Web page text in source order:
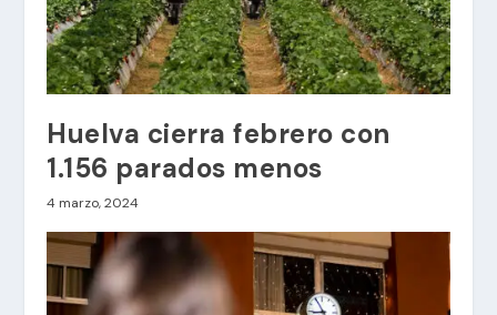
Huelva cierra febrero con
1.156 parados menos
4 marzo, 2024